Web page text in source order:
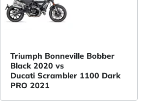
Triumph Bonneville Bobber
Black 2020 vs
Ducati Scrambler 1100 Dark
PRO 2021